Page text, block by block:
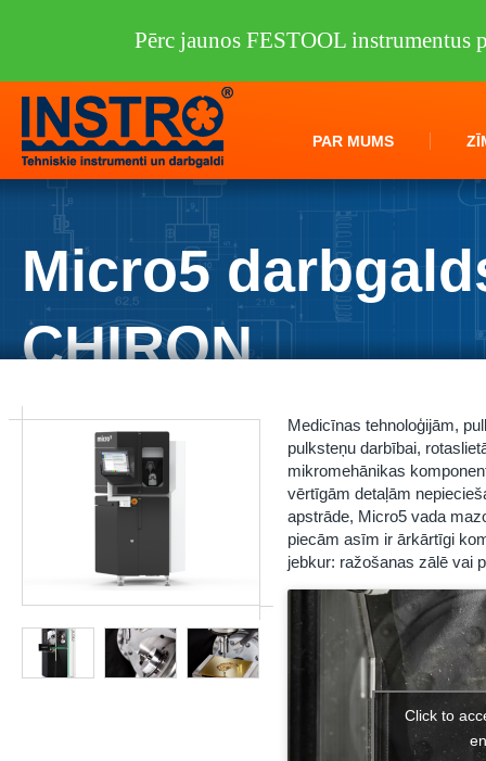
PAR MUMS
Micro5
CHIRON
Medicīnas tehnoloģijām,
pulksteņu darbībai,
mikromehānikas
vērtīgām detaļām
apstrāde, Micro5 vada
piecām asīm ir ārkārtīgi
jebkur: ražošanas zālē vai
Click to
Pērc jaunos FESTOOL instrumentus